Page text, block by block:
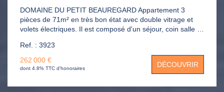
DOMAINE DU PETIT BEAUREGARD Appartement 3
pièces de 71m² en très bon état avec double vitrage et
volets électriques. Il est composé d'un séjour, coin salle à
équipée, salle de douche, WC, 2 chambres avec
placards. Place de parking extérieur.
Ref. : 3923
262 000 €
dont 4.8% TTC d'honoraires DÉCOUVRIR